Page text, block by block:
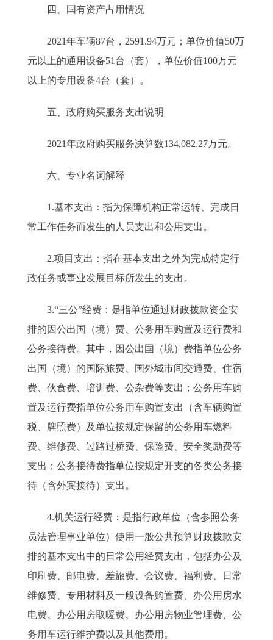
四、国有资产占用情况
2021年车辆87台，2591.94万元；单位价值50万
元以上的通用设备51台（套），单位价值100万元
以上的专用设备4台（套）。
五、政府购买服务支出说明
2021年政府购买服务决算数134,082.27万元。
六、专业名词解释
1.基本支出：指为保障机构正常运转、完成日
常工作任务而发生的人员支出和公用支出。
2.项目支出：指在基本支出之外为完成特定行
政任务或事业发展目标所发生的支出。
3.“三公”经费：是指单位通过财政拨款资金安
排的因公出国（境）费、公务用车购置及运行费和
公务接待费。其中，因公出国（境）费指单位公务
出国（境）的国际旅费、国外城市间交通费、住宿
费、伙食费、培训费、公杂费等支出；公务用车购
置及运行费指单位公务用车购置支出（含车辆购置
税、牌照费）及单位按规定保留的公务用车燃料
费、维修费、过路过桥费、保险费、安全奖励费等
支出；公务接待费指单位按规定开支的各类公务接
待（含外宾接待）支出。
4.机关运行经费：是指行政单位（含参照公务
员法管理事业单位）使用一般公共预算财政拨款安
排的基本支出中的日常公用经费支出，包括办公及
印刷费、邮电费、差旅费、会议费、福利费、日常
维修费、专用材料及一般设备购置费、办公用房水
电费、办公用房取暖费、办公用房物业管理费、公
务用车运行维护费以及其他费用。